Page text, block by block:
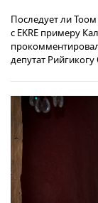
Последует ли
с EKRE примеру
депутат